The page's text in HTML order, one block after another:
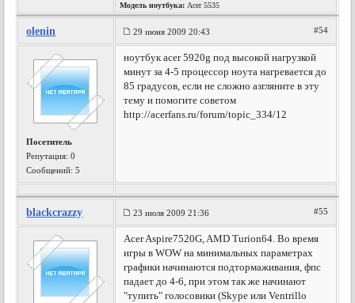
Модель ноутбука: Acer 5535
olenin 29 июня 2009 20:43 #54
Посетитель
Репутация:0
Сообщений: 5
ноутбук acer 5920g под высокой нагрузкой
минут за 4-5 процессор ноута нагревается до
85 градусов, если не сложно азгляните в эту
тему и помогите советом
http://acerfans.ru/forum/topic_334/12
blackcrazzy 23 июля 2009 21:36 #55
Acer Aspire7520G, AMD Turion64. Во время
игры в WOW на минимальных параметрах
графики начинаются подтормаживания, фпс
падает до 4-6, при этом так же начинают
"тупить" голосовики (Skype или Ventrillo